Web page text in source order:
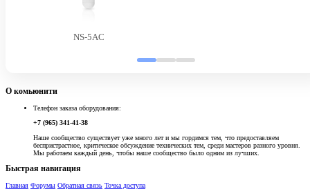
NS-5AC
О комьюнити
Телефон заказа оборудования:
+7 (965) 341-41-38
Наше сообщество существует уже много лет и мы гордимся тем, что предоставляем
беспристрастное, критическое обсуждение технических тем, среди мастеров разного уровня.
Мы работаем каждый день, чтобы наше сообщество было одним из лучших.
Быстрая навигация
Главная Форумы Обратная связь Точка доступа